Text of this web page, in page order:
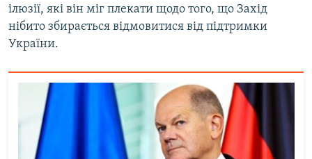
ілюзії, які він міг плекати щодо того, що Захід
нібито збирається відмовитися від підтримки
України.